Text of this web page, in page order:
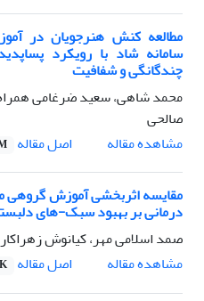
مطالعه کنش هنرجویان در
سامانه شاد با رویکرد
چندگانگی و شفافیت
محمد شاهی، سعید ضرغامی
صالحی
مشاهده مقاله
اصل مقاله
مقایسه اثربخشی آموزش گروهی
درمانی بر بهبود سبک-های
صمد اسلامی مهر، کیانوش
مشاهده مقاله
اصل مقاله